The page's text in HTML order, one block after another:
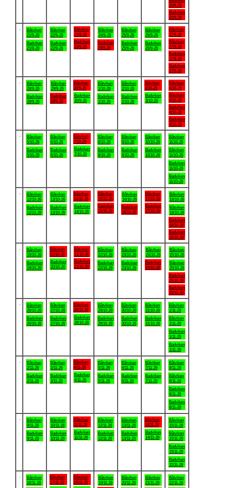
20/9-26
Badviken
20/9-26
Båtviken
21/9-26
Badviken
21/9-26
Båtviken
22/9-26
Badviken
22/9-26
Båtviken
23/9-26
Badviken
23/9-26
Båtviken
24/9-26
Badviken
24/9-26
Båtviken
25/9-26
Badviken
25/9-26
Båtviken
26/9-26
Badviken
26/9-26
Båtviken
27/9-26
Båtviken
27/9-26
Badviken
27/9-26
Badviken
27/9-26
Båtviken
28/9-26
Badviken
28/9-26
Båtviken
29/9-26
Badviken
29/9-26
Båtviken
30/9-26
Badviken
30/9-26
Båtviken
1/10-26
Badviken
1/10-26
Båtviken
2/10-26
Badviken
2/10-26
Båtviken
3/10-26
Badviken
3/10-26
Båtviken
4/10-26
Båtviken
4/10-26
Badviken
4/10-26
Badviken
4/10-26
Båtviken
5/10-26
Badviken
5/10-26
Båtviken
6/10-26
Badviken
6/10-26
Båtviken
7/10-26
Badviken
7/10-26
Båtviken
8/10-26
Badviken
8/10-26
Båtviken
9/10-26
Badviken
9/10-26
Båtviken
10/10-26
Badviken
10/10-26
Båtviken
11/10-26
Båtviken
11/10-26
Badviken
11/10-26
Badviken
11/10-26
Båtviken
12/10-26
Badviken
12/10-26
Båtviken
13/10-26
Badviken
13/10-26
Båtviken
14/10-26
Badviken
14/10-26
Båtviken
15/10-26
Badviken
15/10-26
Båtviken
16/10-26
Badviken
16/10-26
Båtviken
17/10-26
Badviken
17/10-26
Båtviken
18/10-26
Båtviken
18/10-26
Badviken
18/10-26
Badviken
18/10-26
Båtviken
19/10-26
Badviken
19/10-26
Båtviken
20/10-26
Badviken
20/10-26
Båtviken
21/10-26
Badviken
21/10-26
Båtviken
22/10-26
Badviken
22/10-26
Båtviken
23/10-26
Badviken
23/10-26
Båtviken
24/10-26
Badviken
24/10-26
Båtviken
25/10-26
Båtviken
25/10-26
Badviken
25/10-26
Badviken
25/10-26
Båtviken
26/10-26
Badviken
26/10-26
Båtviken
27/10-26
Badviken
27/10-26
Båtviken
28/10-26
Badviken
28/10-26
Båtviken
29/10-26
Badviken
29/10-26
Båtviken
30/10-26
Badviken
30/10-26
Båtviken
31/10-26
Badviken
31/10-26
Båtviken
1/11-26
Båtviken
1/11-26
Badviken
1/11-26
Badviken
1/11-26
Båtviken
2/11-26
Badviken
2/11-26
Båtviken
3/11-26
Badviken
3/11-26
Båtviken
4/11-26
Badviken
4/11-26
Båtviken
5/11-26
Badviken
5/11-26
Båtviken
6/11-26
Badviken
6/11-26
Båtviken
7/11-26
Badviken
7/11-26
Båtviken
8/11-26
Båtviken
8/11-26
Badviken
8/11-26
Badviken
8/11-26
Båtviken
9/11-26
Badviken
9/11-26
Båtviken
10/11-26
Badviken
10/11-26
Båtviken
11/11-26
Badviken
11/11-26
Båtviken
12/11-26
Badviken
12/11-26
Båtviken
13/11-26
Badviken
13/11-26
Båtviken
14/11-26
Badviken
14/11-26
Båtviken
15/11-26
Båtviken
15/11-26
Badviken
15/11-26
Badviken
15/11-26
Båtviken
16/11-26
Båtviken
17/11-26
Båtviken
18/11-26
Båtviken
19/11-26
Båtviken
20/11-26
Båtviken
21/11-26
Båtviken
22/11-26